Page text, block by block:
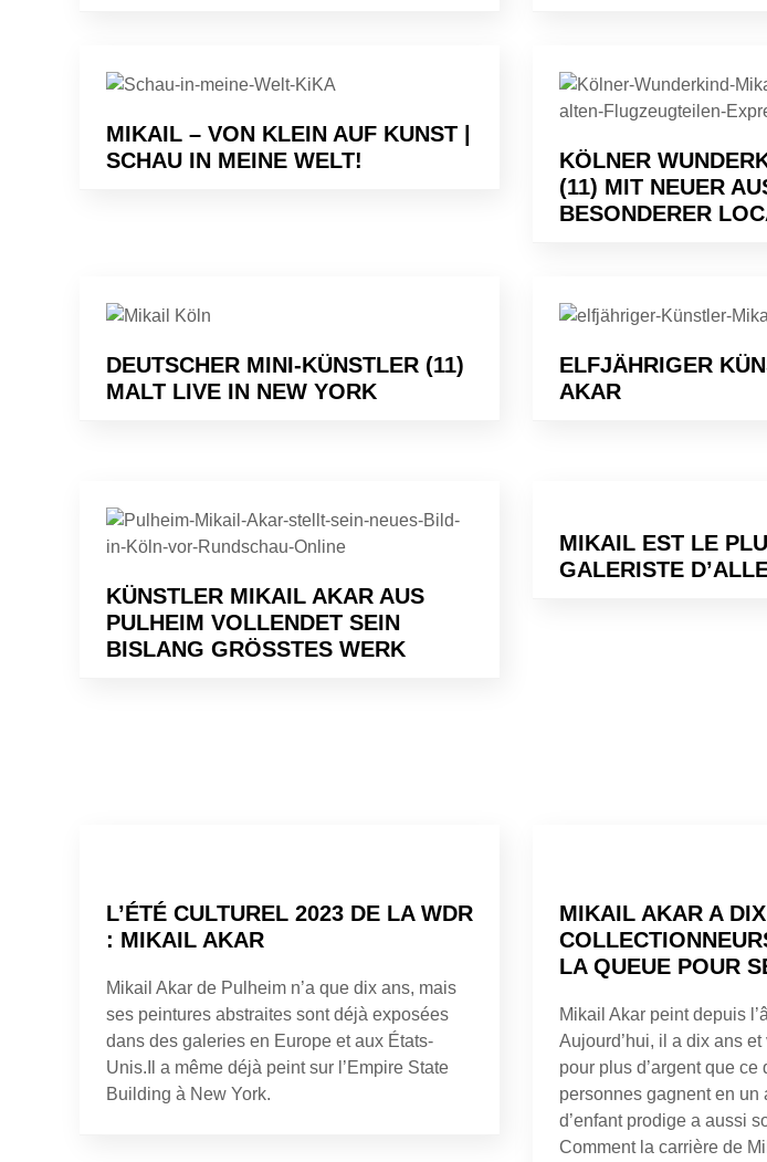
MIKAIL – VON KLEIN AUF KUNST |
SCHAU IN MEINE WELT!
KÖLNER
(11) MIT NEUER
BESONDERER
DEUTSCHER MINI-KÜNSTLER (11)
MALT LIVE IN NEW YORK
ELFJÄHRIGER
AKAR
KÜNSTLER MIKAIL AKAR AUS
PULHEIM VOLLENDET SEIN
BISLANG GRÖSSTES WERK
MIKAIL EST LE
GALERISTE
L’ÉTÉ CULTUREL 2023 DE LA WDR
: MIKAIL AKAR
Mikail Akar de Pulheim n’a que dix ans, mais
ses peintures abstraites sont déjà exposées
dans des galeries en Europe et aux États-
Unis.Il a même déjà peint sur l’Empire State
Building à New York.
MIKAIL AKAR A
LA QUEUE POUR
Mikail Akar peint depuis
Aujourd’hui, il a dix ans
pour plus d’argent que ce
personnes gagnent en un
d’enfant prodige a aussi
Comment la carrière de